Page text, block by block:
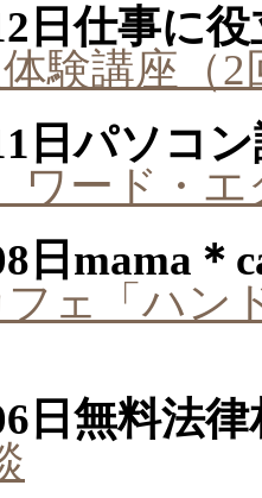
日仕事に
験講座（
日パソコ
ワード・
日 mama＊
ェ「ハン
日 無料法律